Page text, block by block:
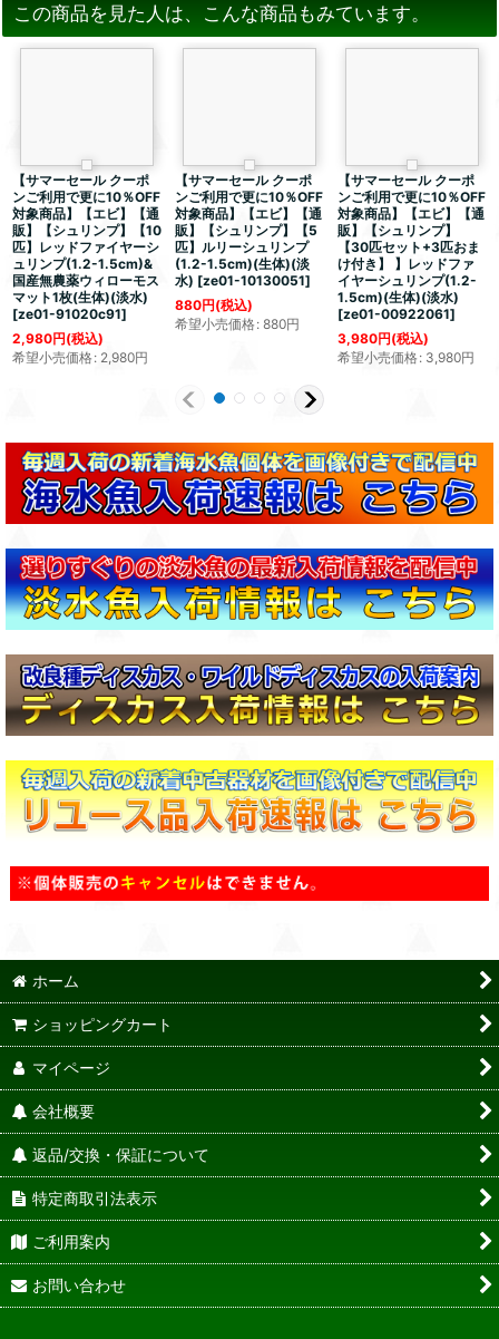
この商品を見た人は、こんな商品もみています。
【サマーセール クーポ
ンご利用で更に10％OFF
対象商品】【エビ】【通
販】【シュリンプ】【10
匹】レッドファイヤーシ
ュリンプ(1.2-1.5cm)&
国産無農薬ウィローモス
マット1枚(生体)(淡水)
[ze01-91020c91]
2,980円(税込)
希望小売価格: 2,980円
【サマーセール クーポ
ンご利用で更に10％OFF
対象商品】【エビ】【通
販】【シュリンプ】【5
匹】ルリーシュリンプ
(1.2-1.5cm)(生体)(淡
水) [ze01-10130051]
880円(税込)
希望小売価格: 880円
【サマーセール クーポ
ンご利用で更に10％OFF
対象商品】【エビ】【通
販】【シュリンプ】
【30匹セット+3匹おま
け付き】 】レッドファ
イヤーシュリンプ(1.2-
1.5cm)(生体)(淡水)
[ze01-00922061]
3,980円(税込)
希望小売価格: 3,980円
ホーム
ショッピングカート
マイページ
会社概要
返品/交換・保証について
特定商取引法表示
ご利用案内
お問い合わせ